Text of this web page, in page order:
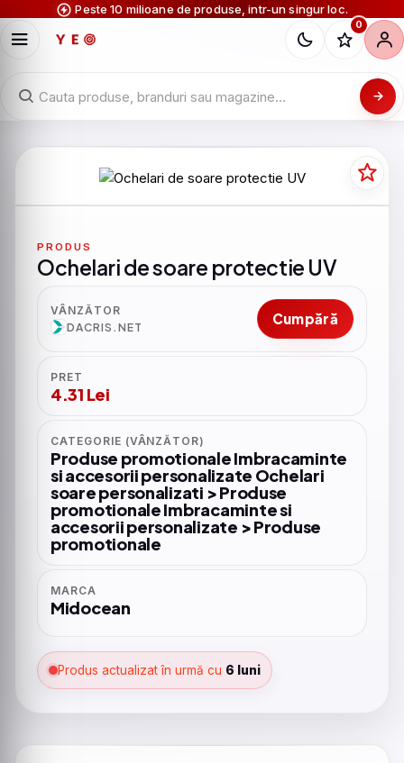
Peste 10 milioane de produse, intr-un singur loc.
0
PRODUS
Ochelari de soare protectie UV
VÂNZĂTOR
DACRIS.NET
Cumpără
PRET
4.31 Lei
CATEGORIE (VÂNZĂTOR)
Produse promotionale Imbracaminte
si accesorii personalizate Ochelari
soare personalizati > Produse
promotionale Imbracaminte si
accesorii personalizate > Produse
promotionale
MARCA
Midocean
Produs actualizat în urmă cu 6 luni